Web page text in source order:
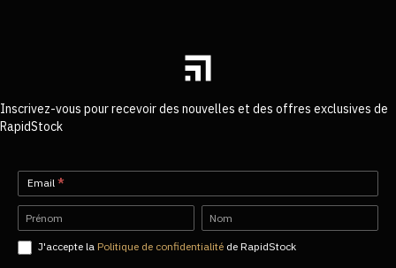
Inscrivez-vous pour recevoir des nouvelles et des offres exclusives de
RapidStock
Newsletter-
FR
Email *
Name Name
J'accepte la Politique de confidentialité de RapidStock